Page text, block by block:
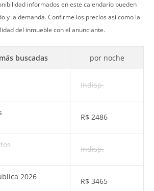
informados en este calendario pueden
y la demanda. Confirme los precios así como la
del inmueble con el anunciante.
buscadas por noche
Indisp.
R$ 2486
Indisp.
2026 R$ 3465